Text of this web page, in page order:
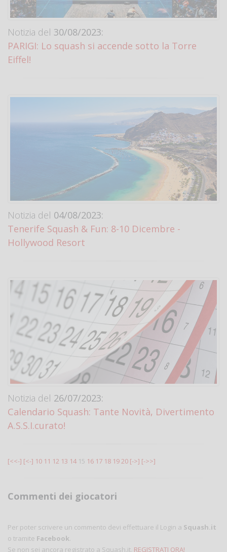
Notizia del 30/08/2023:
PARIGI: Lo squash si accende sotto la Torre
Eiffel!
Notizia del 04/08/2023:
Tenerife Squash & Fun: 8-10 Dicembre -
Hollywood Resort
Notizia del 26/07/2023:
Calendario Squash: Tante Novità, Divertimento
A.S.S.I.curato!
[<<-] [<-] 10 11 12 13 14 15 16 17 18 1920 [->] [->>]
Commenti dei giocatori
Per poter scrivere un commento devi effettuare il Login a Squash.it
o tramite Facebook.
Se non sei ancora registrato a Squash.it, REGISTRATI ORA!